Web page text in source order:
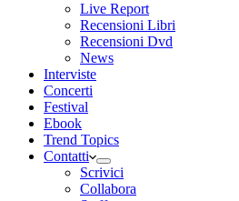
Live Report
Recensioni Libri
Recensioni Dvd
News
Interviste
Concerti
Festival
Ebook
Trend Topics
Contatti
Scrivici
Collabora